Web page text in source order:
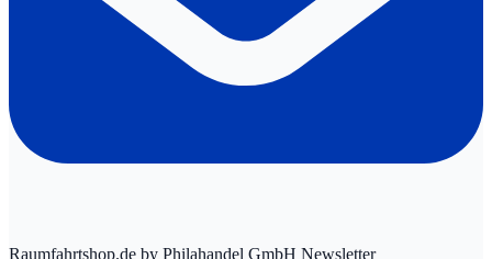
Raumfahrtshop.de by Philahandel GmbH Newsletter